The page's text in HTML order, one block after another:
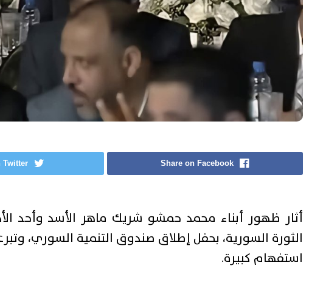
Share on Facebook
Twitter
أثار ظهور أبناء محمد حمشو شريك ماهر الأسد وأحد
الثورة السورية، بحفل إطلاق صندوق التنمية السوري،
استفهام كبيرة.